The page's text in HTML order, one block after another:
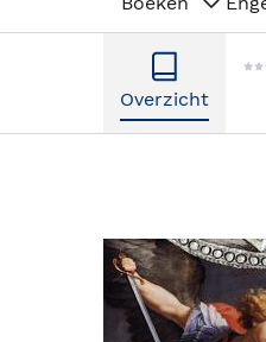
Overzicht